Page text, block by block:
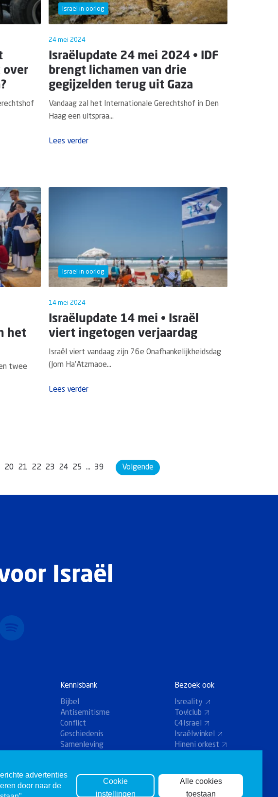
over
Israël in oorlog
24 mei 2024
Israëlupdate 24 mei 2024 • IDF
brengt lichamen van drie
gegijzelden terug uit Gaza
Vandaag zal het Internationale Gerechtshof in Den
Haag een uitspraa...
Lees verder
het
twee
Israël in oorlog
14 mei 2024
Israëlupdate 14 mei • Israël
viert ingetogen verjaardag
Israël viert vandaag zijn 76e Onafhankelijkheidsdag
(Jom Ha’Atzmaoe...
Lees verder
20 21 22 23 24 25 … 39 Volgende
Israël
Kennisbank
Bijbel
Antisemitisme
Conflict
Geschiedenis
Samenleving
Bezoek ook
Isreality
Tov!club
C4Israel
Israëlwinkel
Hineni orkest
advertenties
door naar de
Cookie
instellingen
Alle cookies
toestaan